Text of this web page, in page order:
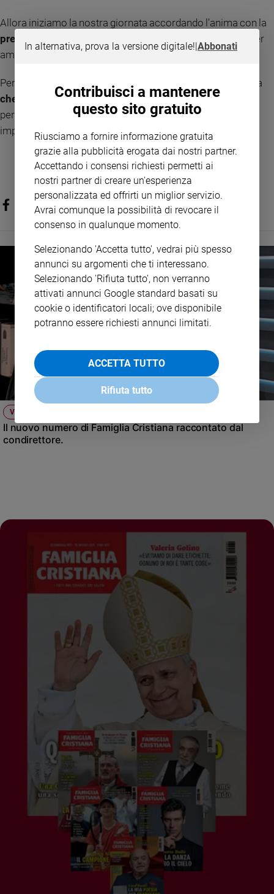
Chi
Registrati
Allora iniziamo la nostra giornata accordando l’anima con la
preghiera del cuore
e usiamo tutte le note che abbiamo per
amare.
Perché alla fine la domanda non è quante cose hai fatto, ma
che musica è stata la tua vita . E la più bella non è quella
perfetta, ma quella che, anche tra fragilità e silenzi, ha
imparato ad amare.
VIDEO
Il nuovo numero di Famiglia Cristiana raccontato dal
condirettore.
In alternativa, prova la versione digitale!|Abbonati
Contribuisci a mantenere
questo sito gratuito
Riusciamo a fornire informazione gratuita
grazie alla pubblicità erogata dai nostri partner.
Accettando i consensi richiesti permetti ai
nostri partner di creare un'esperienza
personalizzata ed offrirti un miglior servizio.
Avrai comunque la possibilità di revocare il
consenso in qualunque momento.
Selezionando 'Accetta tutto', vedrai più spesso
annunci su argomenti che ti interessano.
Selezionando 'Rifiuta tutto', non verranno
attivati annunci Google standard basati su
cookie o identificatori locali; ove disponibile
potranno essere richiesti annunci limitati.
ACCETTA TUTTO
Rifiuta tutto